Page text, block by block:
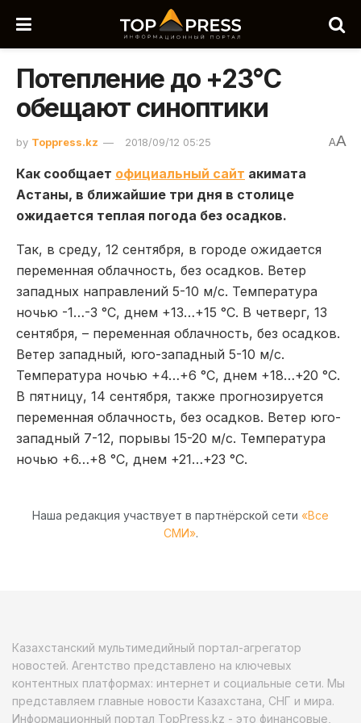
Потепление до +23°С
обещают синоптики
by Toppress.kz 2018/09/12 05:25 AA
Как сообщает официальный сайт акимата
Астаны, в ближайшие три дня в столице
ожидается теплая погода без осадков.
Так, в среду, 12 сентября, в городе ожидается
переменная облачность, без осадков. Ветер
западных направлений 5-10 м/с. Температура
ночью -1…-3 °С, днем +13…+15 °С. В четверг, 13
сентября, – переменная облачность, без осадков.
Ветер западный, юго-западный 5-10 м/с.
Температура ночью +4…+6 °С, днем +18…+20 °С.
В пятницу, 14 сентября, также прогнозируется
переменная облачность, без осадков. Ветер юго-
западный 7-12, порывы 15-20 м/с. Температура
ночью +6…+8 °С, днем +21…+23 °С.
Наша редакция участвует в партнёрской сети «Все
СМИ».
Казахстанский мультимедийный портал-агрегатор
новостей. Агентство представлено на ключевых
контентных платформах: интернет и социальные сети. Мы
представляем главные новости Казахстана, СНГ и мира.
Информационный портал TopPress.kz - это финансовые,